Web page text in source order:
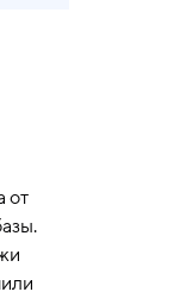
от